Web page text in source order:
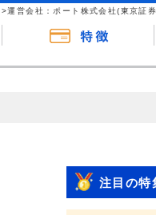
>運営会社：ポート株式会社(東京証
注目の特